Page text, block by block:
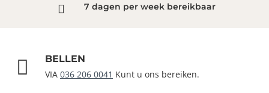
7 dagen per week bereikbaar
BELLEN
VIA 036 206 0041 Kunt u ons bereiken.